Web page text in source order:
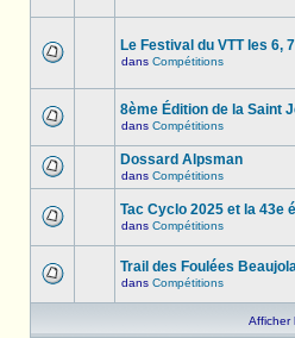
Le Festival du VTT les 6,
dans Compétitions
8ème Édition de la Saint
dans Compétitions
Dossard Alpsman
dans Compétitions
Tac Cyclo 2025 et la 43e
dans Compétitions
Trail des Foulées
dans Compétitions
Afficher